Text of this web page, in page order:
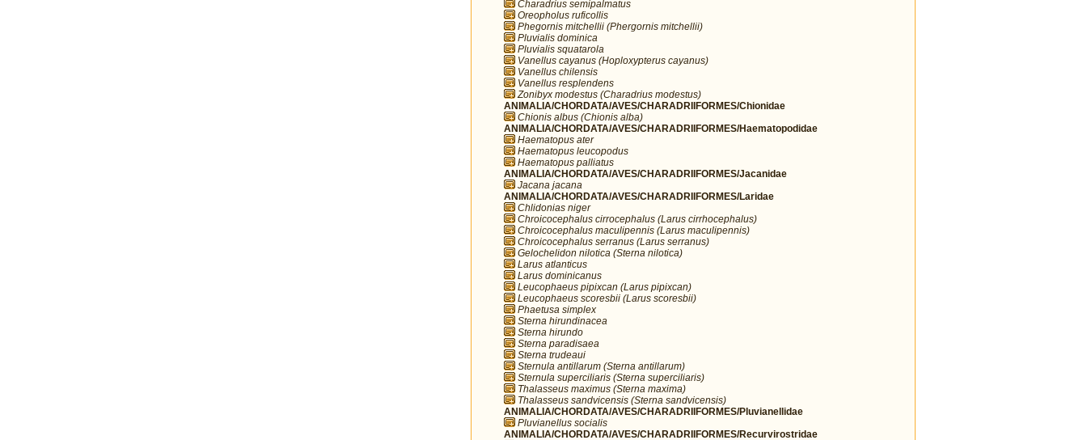
Charadrius semipalmatus
Oreopholus ruficollis
Phegornis mitchellii (Phergornis mitchellii)
Pluvialis dominica
Pluvialis squatarola
Vanellus cayanus (Hoploxypterus cayanus)
Vanellus chilensis
Vanellus resplendens
Zonibyx modestus (Charadrius modestus)
ANIMALIA/CHORDATA/AVES/CHARADRIIFORMES/Chionidae
Chionis albus (Chionis alba)
ANIMALIA/CHORDATA/AVES/CHARADRIIFORMES/Haematopodidae
Haematopus ater
Haematopus leucopodus
Haematopus palliatus
ANIMALIA/CHORDATA/AVES/CHARADRIIFORMES/Jacanidae
Jacana jacana
ANIMALIA/CHORDATA/AVES/CHARADRIIFORMES/Laridae
Chlidonias niger
Chroicocephalus cirrocephalus (Larus cirrhocephalus)
Chroicocephalus maculipennis (Larus maculipennis)
Chroicocephalus serranus (Larus serranus)
Gelochelidon nilotica (Sterna nilotica)
Larus atlanticus
Larus dominicanus
Leucophaeus pipixcan (Larus pipixcan)
Leucophaeus scoresbii (Larus scoresbii)
Phaetusa simplex
Sterna hirundinacea
Sterna hirundo
Sterna paradisaea
Sterna trudeaui
Sternula antillarum (Sterna antillarum)
Sternula superciliaris (Sterna superciliaris)
Thalasseus maximus (Sterna maxima)
Thalasseus sandvicensis (Sterna sandvicensis)
ANIMALIA/CHORDATA/AVES/CHARADRIIFORMES/Pluvianellidae
Pluvianellus socialis
ANIMALIA/CHORDATA/AVES/CHARADRIIFORMES/Recurvirostridae